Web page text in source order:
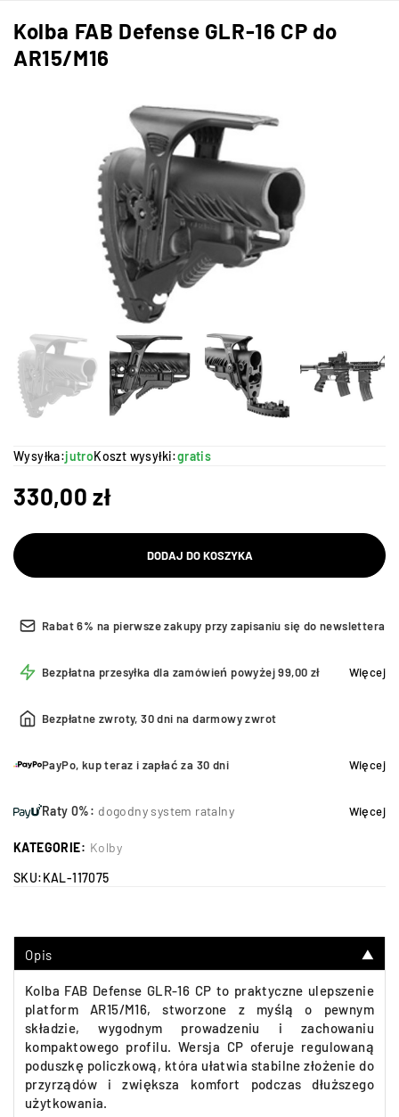
Kolba FAB Defense GLR-16 CP do
AR15/M16
Wysyłka:jutroKoszt wysyłki:gratis
330,00zł
DODAJ DO KOSZYKA
Rabat 6% na pierwsze zakupy przy zapisaniu się do newslettera
Bezpłatna przesyłka dla zamówień powyżej 99,00 zł Więcej
Bezpłatne zwroty, 30 dni na darmowy zwrot
PayPo, kup teraz i zapłać za 30 dni Więcej
Raty 0%: dogodny system ratalny Więcej
KATEGORIE: Kolby
SKU:KAL-117075
Opis ▼
Kolba FAB Defense GLR-16 CP to praktyczne ulepszenie
platform AR15/M16, stworzone z myślą o pewnym
składzie, wygodnym prowadzeniu i zachowaniu
kompaktowego profilu. Wersja CP oferuje regulowaną
poduszkę policzkową, która ułatwia stabilne złożenie do
przyrządów i zwiększa komfort podczas dłuższego
użytkowania.